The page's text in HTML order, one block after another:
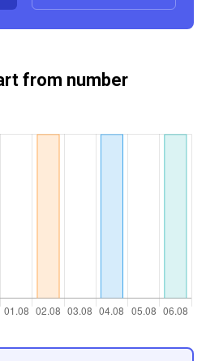
from number